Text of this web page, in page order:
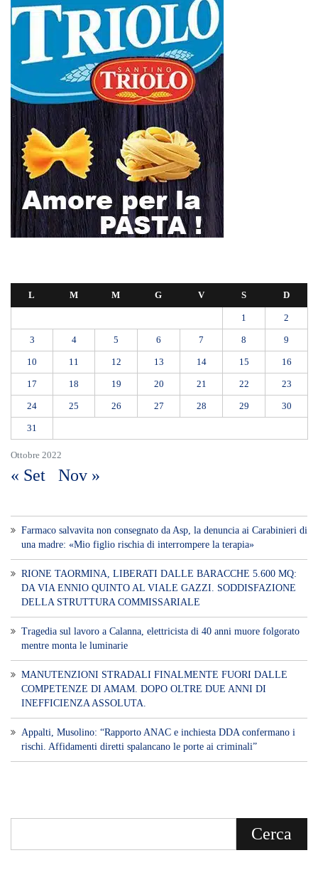
Ottobre 2022
L M M G V S D
1 2
3 4 5 6 7 8 9
10 11 12 13 14 15 16
17 18 19 20 21 22 23
24 25 26 27 28 29 30
31
« Set Nov »
Farmaco salvavita non consegnato da Asp, la denuncia ai Carabinieri di
una madre: «Mio figlio rischia di interrompere la terapia»
RIONE TAORMINA, LIBERATI DALLE BARACCHE 5.600 MQ:
DA VIA ENNIO QUINTO AL VIALE GAZZI. SODDISFAZIONE
DELLA STRUTTURA COMMISSARIALE
Tragedia sul lavoro a Calanna, elettricista di 40 anni muore folgorato
mentre monta le luminarie
MANUTENZIONI STRADALI FINALMENTE FUORI DALLE
COMPETENZE DI AMAM. DOPO OLTRE DUE ANNI DI
INEFFICIENZA ASSOLUTA.
​Appalti, Musolino: “Rapporto ANAC e inchiesta DDA confermano i
rischi. Affidamenti diretti spalancano le porte ai criminali”